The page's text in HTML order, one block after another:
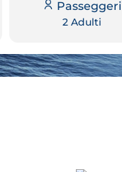
Passeggeri
2 Adulti